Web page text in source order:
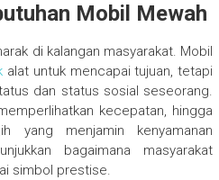
Mobil Mewah
di kalangan masyarakat. Mobil
alat untuk mencapai tujuan, tetapi
dan status sosial seseorang.
kecepatan, hingga
yang menjamin kenyamanan
bagaimana masyarakat
simbol prestise.